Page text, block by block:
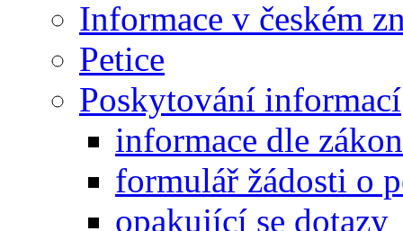
Informace v českém
Petice
Poskytování informací
informace dle
formulář žádosti o
opakující se dotazy